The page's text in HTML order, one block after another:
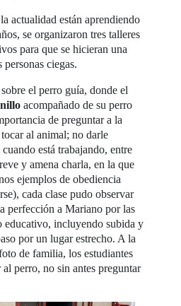
actualidad están aprendiendo
se organizaron tres talleres
para que se hicieran una
ciegas.
el perro guía, donde el
acompañado de su perro
de preguntar a la
al animal; no darle
está trabajando, entre
y amena charla, en la que
ejemplos de obediencia
cada clase pudo observar
perfección a Mariano por las
educativo, incluyendo subida y
por un lugar estrecho. A la
de familia, los estudiantes
perro, no sin antes preguntar